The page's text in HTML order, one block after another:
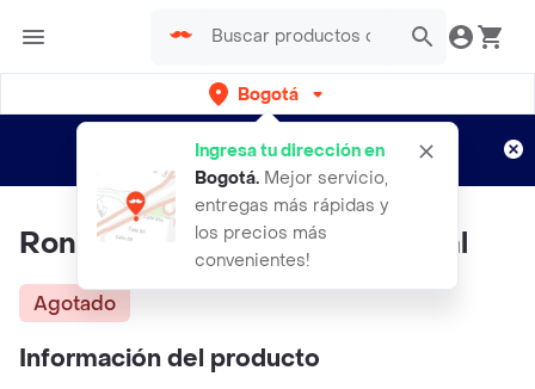
Bogotá
Ingresa tu dirección en
Bogotá. Mejor servicio,
entregas más rápidas y
los precios más
convenientes!
envíos gratis por semanas
Aplican TyC
Ron Viejo De Caldas Tradicional
Agotado
Información del producto